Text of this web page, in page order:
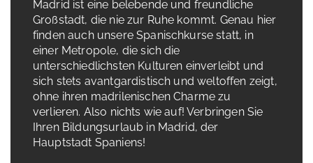
Madrid ist eine belebende und freundliche
Großstadt, die nie zur Ruhe kommt. Genau hier
finden auch unsere Spanischkurse statt, in
einer Metropole, die sich die
unterschiedlichsten Kulturen einverleibt und
sich stets avantgardistisch und weltoffen zeigt,
ohne ihren madrilenischen Charme zu
verlieren. Also nichts wie auf! Verbringen Sie
Ihren Bildungsurlaub in Madrid, der
Hauptstadt Spaniens!